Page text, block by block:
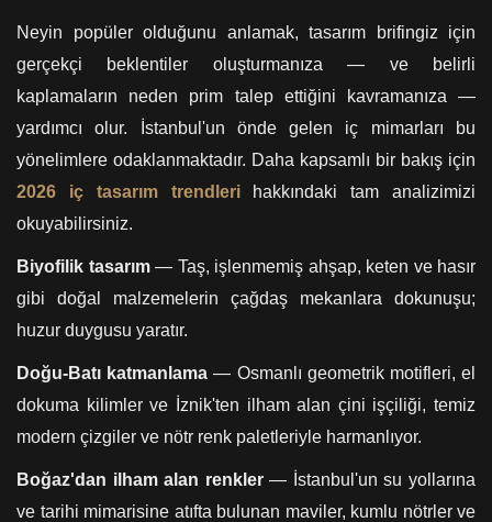
Neyin popüler olduğunu anlamak, tasarım brifingiz için
gerçekçi beklentiler oluşturmanıza — ve belirli
kaplamaların neden prim talep ettiğini kavramanıza —
yardımcı olur. İstanbul'un önde gelen iç mimarları bu
yönelimlere odaklanmaktadır. Daha kapsamlı bir bakış için
2026 iç tasarım trendlerihakkındaki tam analizimizi
okuyabilirsiniz.
Biyofilik tasarım— Taş, işlenmemiş ahşap, keten ve hasır
gibi doğal malzemelerin çağdaş mekanlara dokunuşu;
huzur duygusu yaratır.
Doğu-Batı katmanlama — Osmanlı geometrik motifleri, el
dokuma kilimler ve İznik'ten ilham alan çini işçiliği, temiz
modern çizgiler ve nötr renk paletleriyle harmanlıyor.
Boğaz'dan ilham alan renkler— İstanbul'un su yollarına
ve tarihi mimarisine atıfta bulunan maviler, kumlu nötrler ve